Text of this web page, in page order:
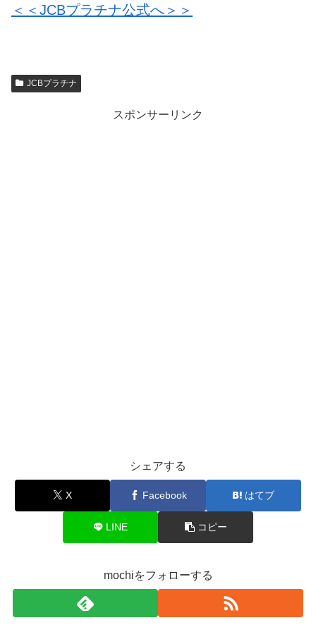
＜＜JCBプラチナ公式へ＞＞
JCBプラチナ
スポンサーリンク
シェアする
X Facebook はてブ
LINE コピー
mochiをフォローする